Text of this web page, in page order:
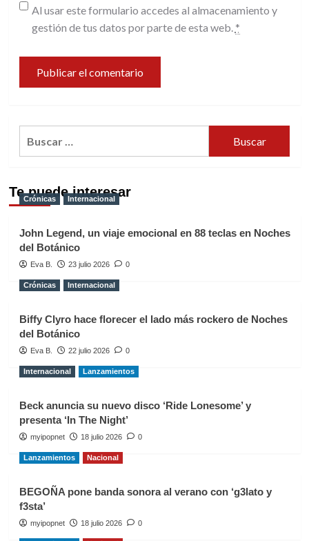
Al usar este formulario accedes al almacenamiento y
gestión de tus datos por parte de esta web. *
Te puede interesar
Crónicas Internacional
John Legend, un viaje emocional en 88 teclas en Noches
del Botánico
Eva B. 23 julio 2026 0
Crónicas Internacional
Biffy Clyro hace florecer el lado más rockero de Noches
del Botánico
Eva B. 22 julio 2026 0
Internacional Lanzamientos
Beck anuncia su nuevo disco ‘Ride Lonesome’ y
presenta ‘In The Night’
myipopnet 18 julio 2026 0
Lanzamientos Nacional
BEGOÑA pone banda sonora al verano con ‘g3lato y
f3sta’
myipopnet 18 julio 2026 0